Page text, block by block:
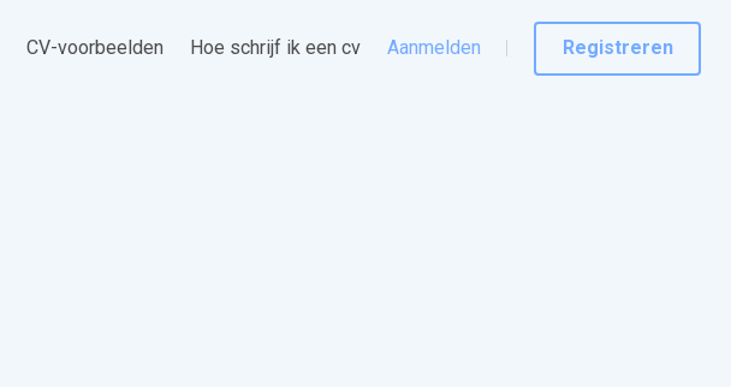
CV-voorbeelden Hoe schrijf ik een cv Aanmelden Registreren